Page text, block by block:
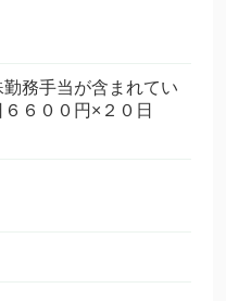
勤務手当が含まれてい
００円×２０日